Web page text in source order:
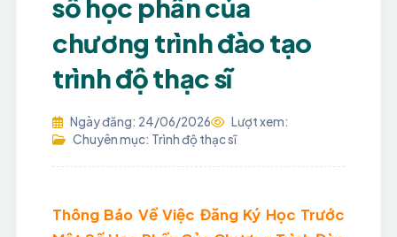
số học phần của
chương trình đào tạo
trình độ thạc sĩ
Ngày đăng: 24/06/2026
Lượt xem:
Chuyên mục: Trình độ thạc sĩ
Thông Báo Về Việc Đăng Ký Học Trước